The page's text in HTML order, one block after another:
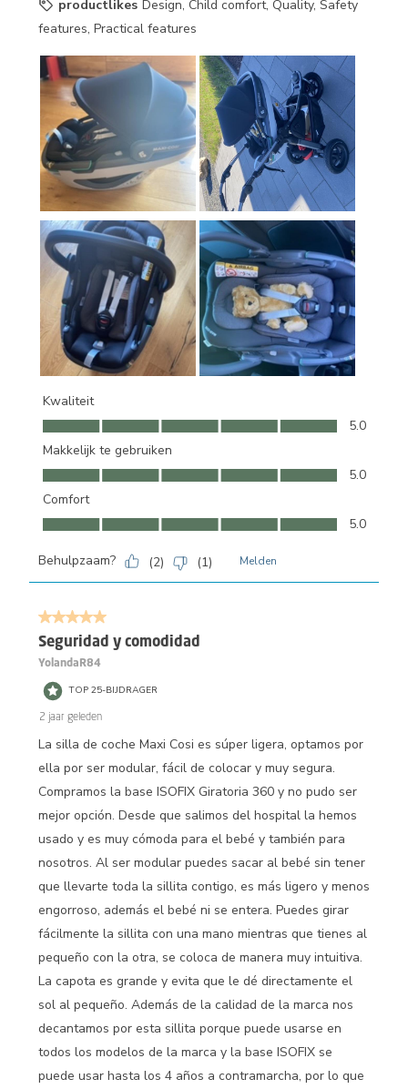
productlikes Design, Child comfort, Quality, Safety
features, Practical features
Kwaliteit
Kwaliteit, 5.0 van 5
5.0
Makkelijk te gebruiken
Makkelijk te gebruiken, 5.0 van 5
5.0
Comfort
Comfort, 5.0 van 5
5.0
Behulpzaam? (2) (1) Melden
5 van 5 sterren.
Seguridad y comodidad
YolandaR84
TOP 25-BIJDRAGER
2 jaar geleden
La silla de coche Maxi Cosi es súper ligera, optamos por
ella por ser modular, fácil de colocar y muy segura.
Compramos la base ISOFIX Giratoria 360 y no pudo ser
mejor opción. Desde que salimos del hospital la hemos
usado y es muy cómoda para el bebé y también para
nosotros. Al ser modular puedes sacar al bebé sin tener
que llevarte toda la sillita contigo, es más ligero y menos
engorroso, además el bebé ni se entera. Puedes girar
fácilmente la sillita con una mano mientras que tienes al
pequeño con la otra, se coloca de manera muy intuitiva.
La capota es grande y evita que le dé directamente el
sol al pequeño. Además de la calidad de la marca nos
decantamos por esta sillita porque puede usarse en
todos los modelos de la marca y la base ISOFIX se
puede usar hasta los 4 años a contramarcha, por lo que